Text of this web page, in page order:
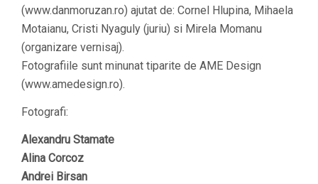
(www.danmoruzan.ro) ajutat de: Cornel Hlupina, Mihaela
Motaianu, Cristi Nyaguly (juriu) si Mirela Momanu
(organizare vernisaj).
Fotografiile sunt minunat tiparite de AME Design
(www.amedesign.ro).
Fotografi:
Alexandru Stamate
Alina Corcoz
Andrei Birsan